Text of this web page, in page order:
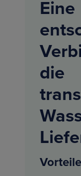
Eine
die